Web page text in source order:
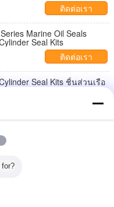
ติดต่อเรา
Marine Oil Seals
Seal Kits
ติดต่อเรา
Seal Kits ชิ้นส่วนเรือ
261x160-970st CAR-
for?